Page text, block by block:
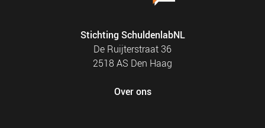
Stichting SchuldenlabNL
De Ruijterstraat 36
2518 AS Den Haag
Over ons